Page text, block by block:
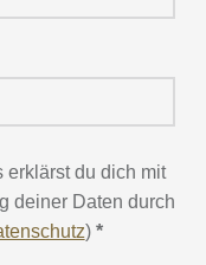
erklärst du dich mit
deiner Daten durch
) *